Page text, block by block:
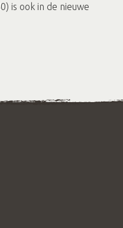
is ook in de nieuwe